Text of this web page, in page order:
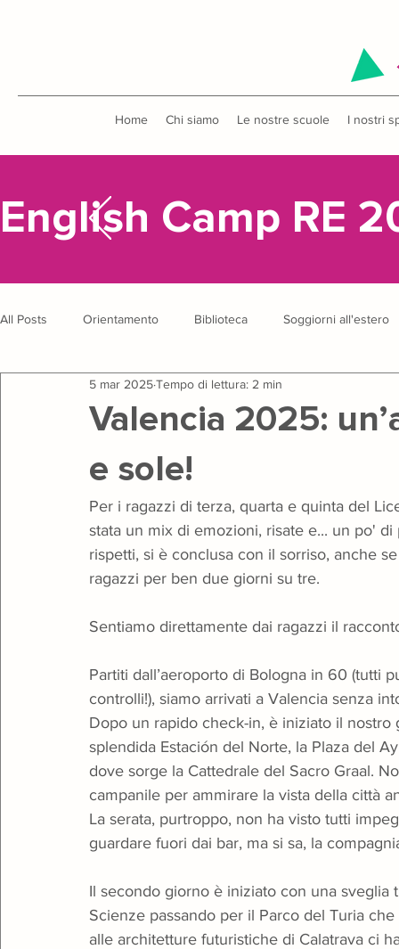
Home Chi siamo Le nostre scuole I nostri
English Camp RE
All Posts Orientamento Biblioteca Soggiorni all'estero
Uscite didattiche Concorsi English Camp
Giugno Insieme
Valencia 2025:
e sole!
5 mar 2025Tempo di lettura: 2 min
Per i ragazzi di terza, quarta e quinta del
stata un mix di emozioni, risate e... un po'
rispetti, si è conclusa con il sorriso, anche
ragazzi per ben due giorni su tre.
Sentiamo direttamente dai ragazzi il
Partiti dall’aeroporto di Bologna in 60 (tutti
controlli!), siamo arrivati a Valencia senza
Dopo un rapido check-in, è iniziato il
splendida Estación del Norte, la Plaza del
dove sorge la Cattedrale del Sacro Graal.
campanile per ammirare la vista della città
La serata, purtroppo, non ha visto tutti
guardare fuori dai bar, ma si sa, la
Il secondo giorno è iniziato con una
Scienze passando per il Parco del Turia
alle architetture futuristiche di Calatrava ci